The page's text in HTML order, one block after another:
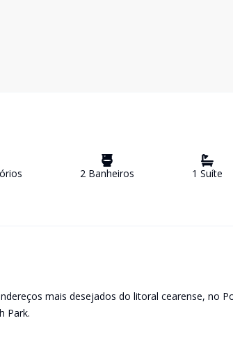
s 2 Banheiros 1 Suíte
mais desejados do litoral cearense, no
Park.